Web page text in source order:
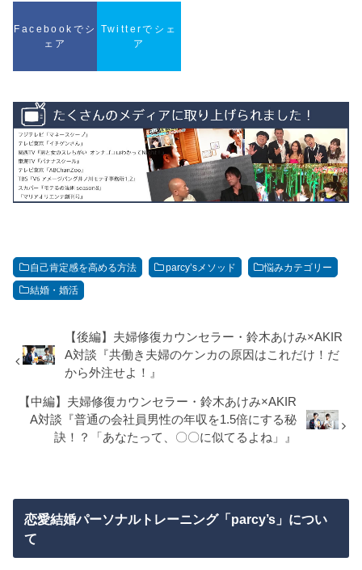
Facebookでシ
ェア
Twitterでシェ
ア
自己肯定感を高める方法 parcy’sメソッド 悩みカテゴリー
結婚・婚活
【後編】夫婦修復カウンセラー・鈴木あけみ×AKIR
A対談『共働き夫婦のケンカの原因はこれだけ！だ
から外注せよ！』
【中編】夫婦修復カウンセラー・鈴木あけみ×AKIR
A対談『普通の会社員男性の年収を1.5倍にする秘
訣！？「あなたって、〇〇に似てるよね」』
恋愛結婚パーソナルトレーニング「parcy’s」につい
て